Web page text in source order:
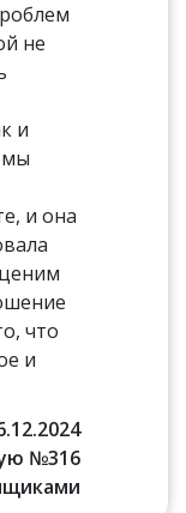
не
и
мы
и она
что
и
№316